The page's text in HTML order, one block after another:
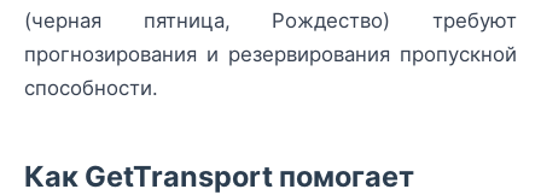
(черная пятница, Рождество) требуют
прогнозирования и резервирования пропускной
способности.
Как GetTransport помогает